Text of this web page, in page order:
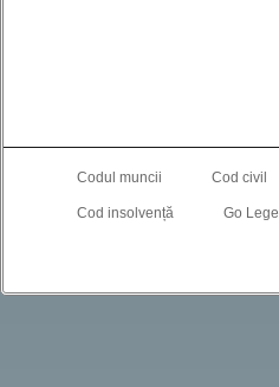
Codul muncii Cod civil
Cod insolvență Go Lege